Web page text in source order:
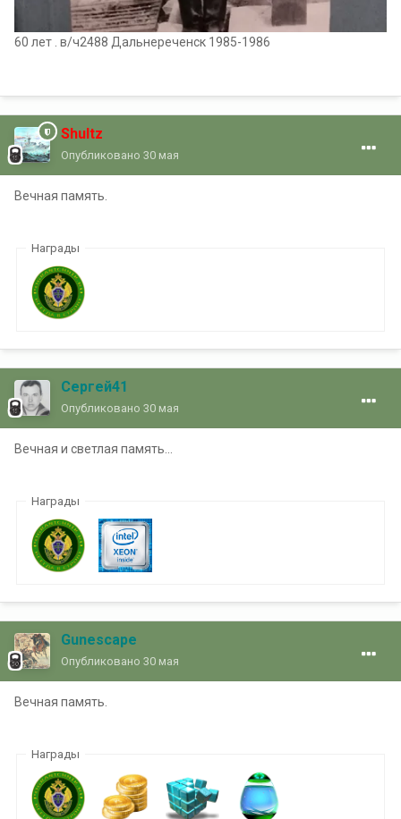
60 лет . в/ч2488 Дальнереченск 1985-1986
Shultz
Опубликовано 30 мая
Вечная память.
Награды
Сергей41
Опубликовано 30 мая
Вечная и светлая память...
Награды
Gunescape
Опубликовано 30 мая
Вечная память.
Награды